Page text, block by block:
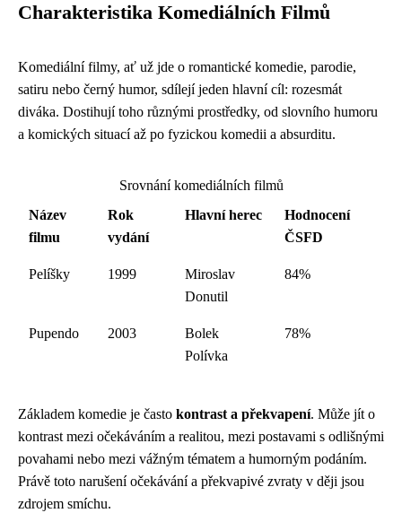
Charakteristika Komediálních Filmů
Komediální filmy, ať už jde o romantické komedie, parodie,
satiru nebo černý humor, sdílejí jeden hlavní cíl: rozesmát
diváka. Dostihují toho různými prostředky, od slovního humoru
a komických situací až po fyzickou komedii a absurditu.
Srovnání komediálních filmů
Název
filmu
Rok
vydání
Hlavní herec
Hodnocení
ČSFD
Pelíšky 1999
Miroslav
Donutil
84%
Pupendo 2003
Bolek
Polívka
78%
Základem komedie je často kontrast a překvapení. Může jít o
kontrast mezi očekáváním a realitou, mezi postavami s odlišnými
povahami nebo mezi vážným tématem a humorným podáním.
Právě toto narušení očekávání a překvapivé zvraty v ději jsou
zdrojem smíchu.